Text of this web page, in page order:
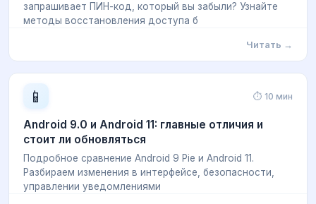
запрашивает ПИН-код, который вы забыли? Узнайте
методы восстановления доступа б
Читать →
📱 ⏱ 10 мин
Android 9.0 и Android 11: главные отличия и
стоит ли обновляться
Подробное сравнение Android 9 Pie и Android 11.
Разбираем изменения в интерфейсе, безопасности,
управлении уведомлениями